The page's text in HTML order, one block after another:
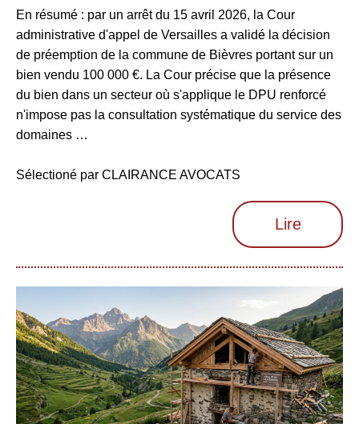
En résumé : par un arrêt du 15 avril 2026, la Cour
administrative d'appel de Versailles a validé la décision
de préemption de la commune de Bièvres portant sur un
bien vendu 100 000 €. La Cour précise que la présence
du bien dans un secteur où s'applique le DPU renforcé
n'impose pas la consultation systématique du service des
domaines …
Sélectioné par CLAIRANCE AVOCATS
Lire